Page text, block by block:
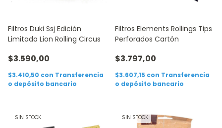
Filtros Duki Ssj Edición
Limitada Lion Rolling Circus
$3.590,00
$3.410,50 con Transferencia
o depósito bancario
Filtros Elements Rollings Tips
Perforados Cartón
$3.797,00
$3.607,15 con Transferencia
o depósito bancario
SIN STOCK SIN STOCK